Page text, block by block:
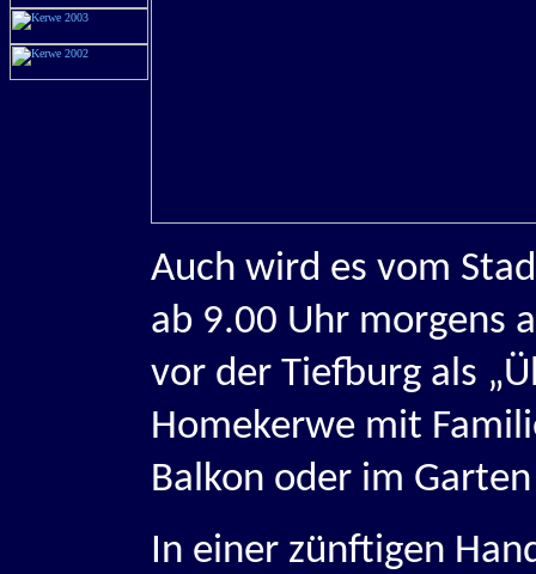
Auch wird es vom
ab 9.00 Uhr morgens
vor der Tiefburg als
Homekerwe mit
Balkon oder im
In einer zünftigen